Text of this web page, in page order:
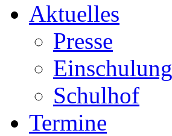
Aktuelles
Presse
Einschulung
Schulhof
Termine